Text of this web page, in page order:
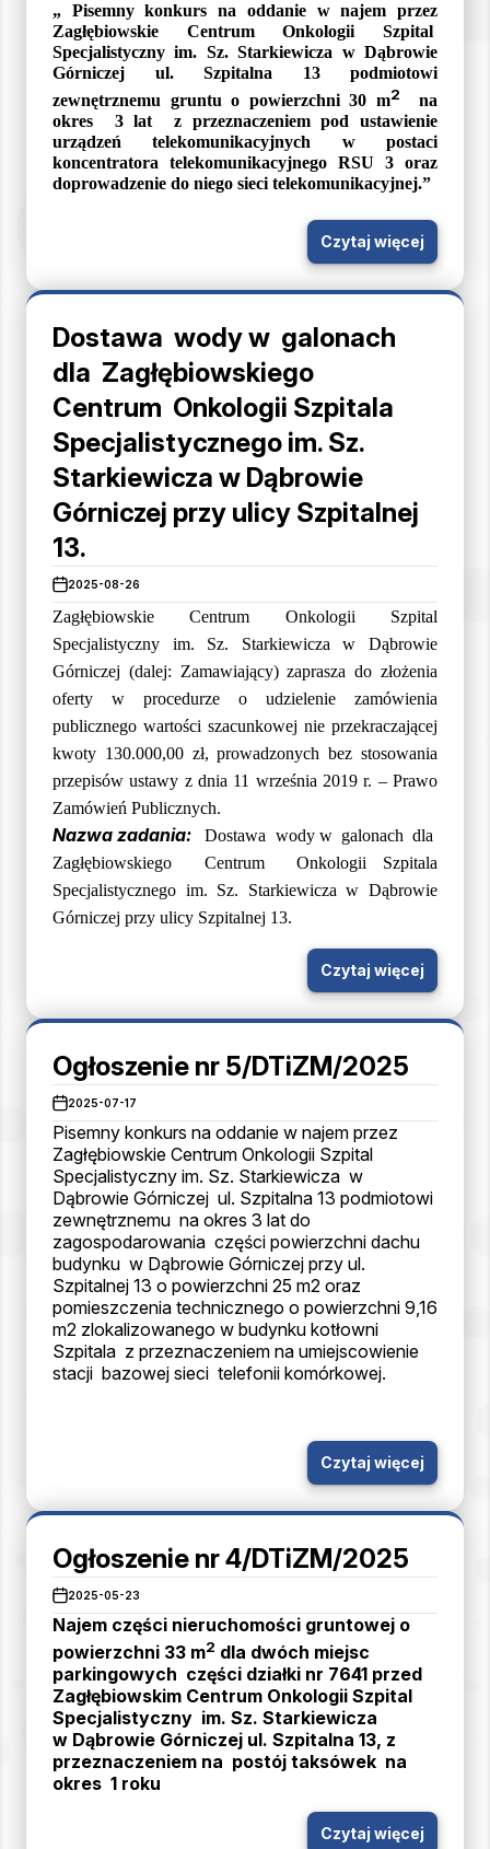
„ Pisemny konkurs na oddanie w najem przez
Zagłębiowskie Centrum Onkologii Szpital
Specjalistyczny im. Sz. Starkiewicza w Dąbrowie
Górniczej ul. Szpitalna 13 podmiotowi
zewnętrznemu gruntu o powierzchni 30 m2
na
okres
3 lat
z przeznaczeniem pod ustawienie
urządzeń telekomunikacyjnych w postaci
koncentratora telekomunikacyjnego RSU 3 oraz
doprowadzenie do niego sieci telekomunikacyjnej.”
Czytaj więcej
Dostawa wody w galonach
dla Zagłębiowskiego
Centrum Onkologii Szpitala
Specjalistycznego im. Sz.
Starkiewicza w Dąbrowie
Górniczej przy ulicy Szpitalnej
13.
2025-08-26
Zagłębiowskie Centrum Onkologii Szpital
Specjalistyczny im. Sz. Starkiewicza w Dąbrowie
Górniczej (dalej: Zamawiający) zaprasza do złożenia
oferty w procedurze o udzielenie zamówienia
publicznego wartości szacunkowej nie przekraczającej
kwoty 130.000,00 zł, prowadzonych bez stosowania
przepisów ustawy z dnia 11 września 2019 r. – Prawo
Zamówień Publicznych.
Nazwa zadania: Dostawa wody w galonach dla
Zagłębiowskiego
Centrum
Onkologii Szpitala
Specjalistycznego im. Sz. Starkiewicza w Dąbrowie
Górniczej przy ulicy Szpitalnej 13.
Czytaj więcej
Ogłoszenie nr 5/DTiZM/2025
2025-07-17
Pisemny konkurs na oddanie w najem przez
Zagłębiowskie Centrum Onkologii Szpital
Specjalistyczny im. Sz. Starkiewicza w
Dąbrowie Górniczej ul. Szpitalna 13 podmiotowi
zewnętrznemu na okres 3 lat do
zagospodarowania części powierzchni dachu
budynku w Dąbrowie Górniczej przy ul.
Szpitalnej 13 o powierzchni 25 m2 oraz
pomieszczenia technicznego o powierzchni 9,16
m2 zlokalizowanego w budynku kotłowni
Szpitala z przeznaczeniem na umiejscowienie
stacji bazowej sieci telefonii komórkowej.
Czytaj więcej
Ogłoszenie nr 4/DTiZM/2025
2025-05-23
Najem części nieruchomości gruntowej o
powierzchni 33 m2 dla dwóch miejsc
parkingowych części działki nr 7641 przed
Zagłębiowskim Centrum Onkologii Szpital
Specjalistyczny im. Sz. Starkiewicza
w Dąbrowie Górniczej ul. Szpitalna 13, z
przeznaczeniem na postój taksówek na
okres 1 roku
Czytaj więcej